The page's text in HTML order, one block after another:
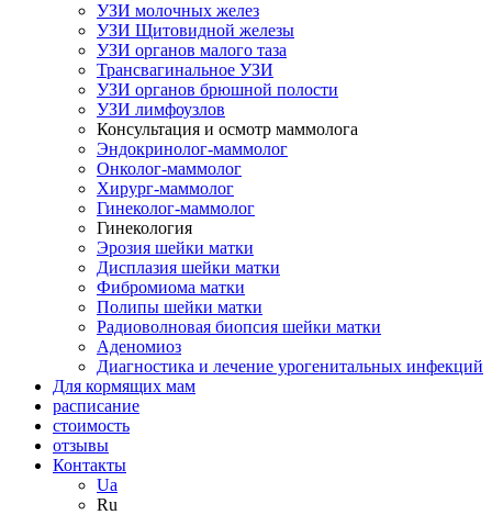
УЗИ молочных желез
УЗИ Щитовидной железы
УЗИ органов малого таза
Трансвагинальное УЗИ
УЗИ органов брюшной полости
УЗИ лимфоузлов
Консультация и осмотр маммолога
Эндокринолог-маммолог
Онколог-маммолог
Хирург-маммолог
Гинеколог-маммолог
Гинекология
Эрозия шейки матки
Дисплазия шейки матки
Фибромиома матки
Полипы шейки матки
Радиоволновая биопсия шейки матки
Аденомиоз
Диагностика и лечение урогенитальных инфекций
Для кормящих мам
расписание
стоимость
отзывы
Контакты
Ua
Ru